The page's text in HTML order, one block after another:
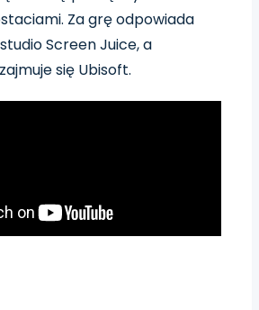
Za grę odpowiada
Screen Juice, a
się Ubisoft.